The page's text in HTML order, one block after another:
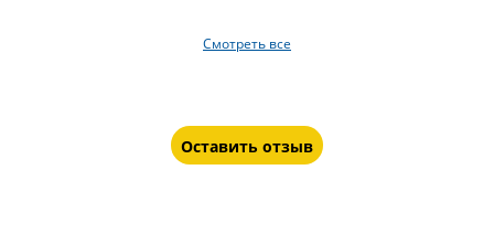
Смотреть все
Оставить отзыв